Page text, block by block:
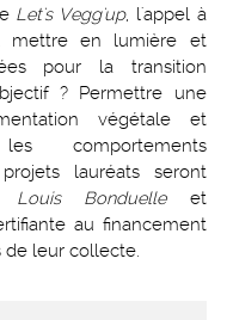
Let's Vegg'up, l'appel à
mettre en lumière et
pour la transition
? Permettre une
végétale et
comportements
lauréats seront
Louis Bonduelleet
au financement
de leur collecte.